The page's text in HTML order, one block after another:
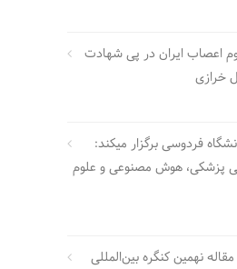
اعصاب ایران در پی شهادت
خرازی
فردوسی برگزار میکند:
پزشکی، هوش مصنوعی و علوم
نهمین کنگره بین‌المللی